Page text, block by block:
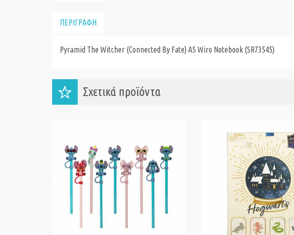
ΠΕΡΙΓΡΑΦΗ
Pyramid The Witcher (Connected By Fate) A5 Wiro Notebook (SR73545)
Σχετικά προϊόντα